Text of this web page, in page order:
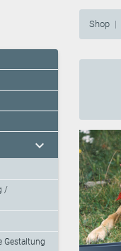
Shop
expand_more
/
Gestaltung